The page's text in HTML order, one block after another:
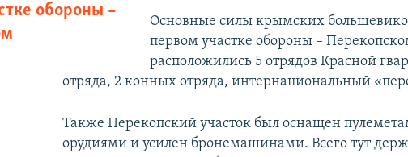
обороны –
Основные силы крымских
первом участке обороны –
расположились 5 отрядов Красной
отряда, 2 конных отряда, интернациональный
Также Перекопский участок был оснащен
орудиями и усилен бронемашинами. Всего тут